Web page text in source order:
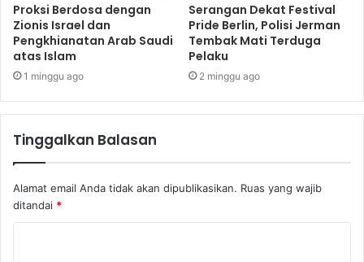
Proksi Berdosa dengan
Zionis Israel dan
Pengkhianatan Arab Saudi
atas Islam
1 minggu ago
Serangan Dekat Festival
Pride Berlin, Polisi Jerman
Tembak Mati Terduga
Pelaku
2 minggu ago
Tinggalkan Balasan
Alamat email Anda tidak akan dipublikasikan. Ruas yang wajib
ditandai *